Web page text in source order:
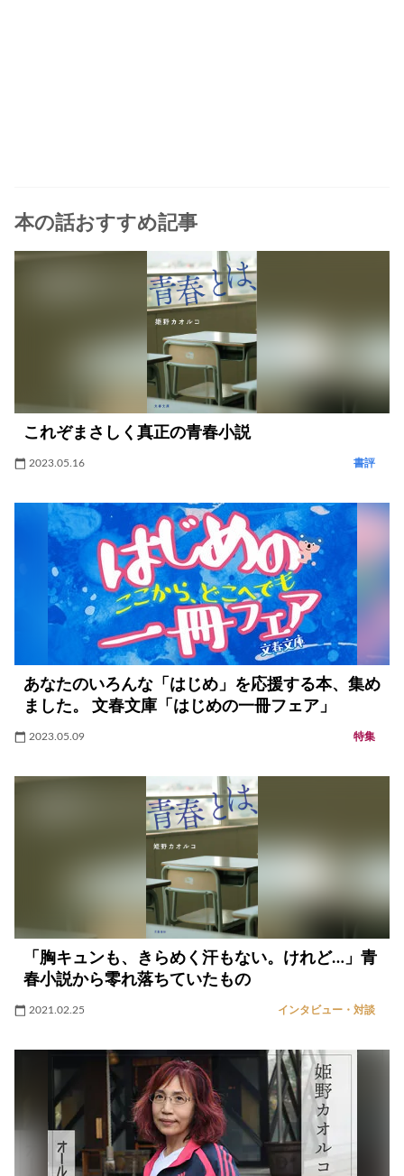
本の話おすすめ記事
これぞまさしく真正の青春小説
2023.05.16 書評
あなたのいろんな「はじめ」を応援する本、集め
ました。 文春文庫「はじめの一冊フェア」
2023.05.09 特集
「胸キュンも、きらめく汗もない。けれど…」青
春小説から零れ落ちていたもの
2021.02.25 インタビュー・対談